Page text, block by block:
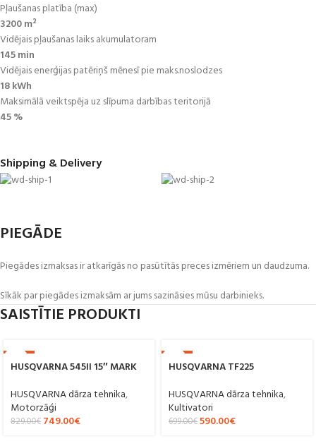
Pļaušanas platība (max)
3200 m²
Vidējais pļaušanas laiks akumulatoram
145 min
Vidējais enerģijas patēriņš mēnesī pie maks.noslodzes
18 kWh
Maksimālā veiktspēja uz slīpuma darbības teritorijā
45 %
Shipping & Delivery
PIEGĀDE
Piegādes izmaksas ir atkarīgās no pasūtītās preces izmēriem un daudzuma.
Sīkāk par piegādes izmaksām ar jums sazināsies mūsu darbinieks.
SAISTĪTIE PRODUKTI
HUSQVARNA 545II 15″ MARK
HUSQVARNA dārza tehnika,
Motorzāģi
829.00€ 749.00€
HUSQVARNA TF225
HUSQVARNA dārza tehnika,
Kultivatori
699.00€590.00€